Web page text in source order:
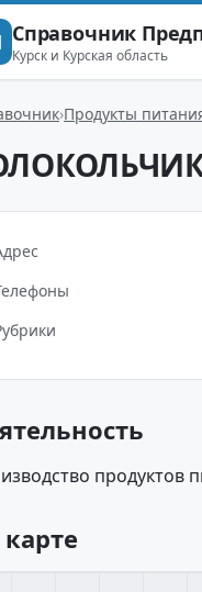
Справочник
Курск и Курская область
Продукты
продуктов